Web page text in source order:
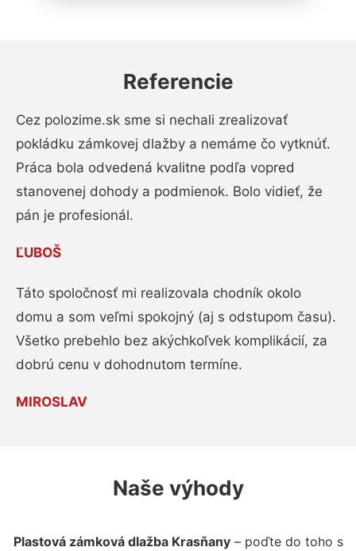
Referencie
Cez polozime.sk sme si nechali zrealizovať
pokládku zámkovej dlažby a nemáme čo vytknúť.
Práca bola odvedená kvalitne podľa vopred
stanovenej dohody a podmienok. Bolo vidieť, že
pán je profesionál.
ĽUBOŠ
Táto spoločnosť mi realizovala chodník okolo
domu a som veľmi spokojný (aj s odstupom času).
Všetko prebehlo bez akýchkoľvek komplikácií, za
dobrú cenu v dohodnutom termíne.
MIROSLAV
Naše výhody
Plastová zámková dlažba Krasňany– poďte do toho s